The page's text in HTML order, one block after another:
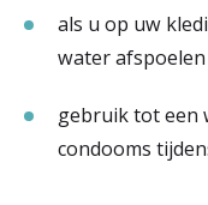
als u op uw
water afspoelen
gebruik tot een
condooms